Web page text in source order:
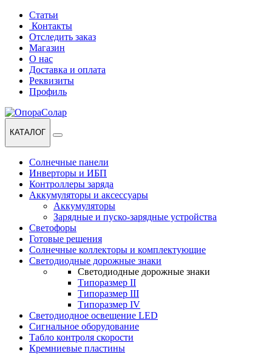
Перейти
навигации
Перейти
содержанию
Статьи
Контакты
Отследить заказ
Магазин
О нас
Доставка и оплата
Реквизиты
Профиль
КАТАЛОГ
Солнечные панели
Инверторы и ИБП
Контроллеры заряда
Аккумуляторы и аксессуары
Аккумуляторы
Зарядные и пуско-зарядные устройства
Светофоры
Готовые решения
Солнечные коллекторы и комплектующие
Светодиодные дорожные знаки
Светодиодные дорожные знаки
Типоразмер II
Типоразмер III
Типоразмер IV
Светодиодное освещение LED
Сигнальное оборудование
Табло контроля скорости
Кремниевые пластины